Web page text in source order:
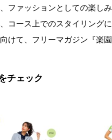
ファッションとしての楽し
コース上でのスタイリング
けて、フリーマガジン『楽
チェック